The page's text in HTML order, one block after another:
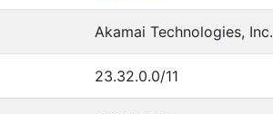
Akamai Technologies, Inc.
23.32.0.0/11